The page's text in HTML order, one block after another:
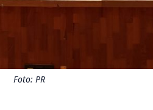
Foto: PR